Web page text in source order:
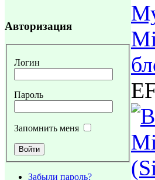
Авторизация
Логин
Пароль
Запомнить меня
Забыли пароль?